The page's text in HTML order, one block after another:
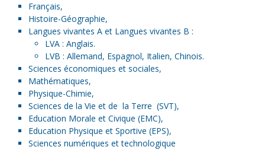
Français,
Histoire-Géographie,
Langues vivantes A et Langues vivantes B :
LVA : Anglais.
LVB : Allemand, Espagnol, Italien, Chinois.
Sciences économiques et sociales,
Mathématiques,
Physique-Chimie,
Sciences de la Vie et de la Terre (SVT),
Education Morale et Civique (EMC),
Education Physique et Sportive (EPS),
Sciences numériques et technologique